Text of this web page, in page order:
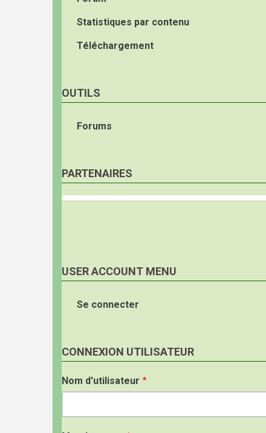
Statistiques par contenu
Téléchargement
OUTILS
Forums
PARTENAIRES
USER ACCOUNT MENU
Se connecter
CONNEXION UTILISATEUR
Nom d'utilisateur